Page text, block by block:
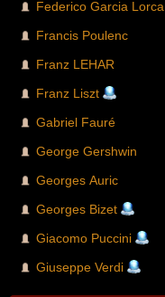
Federico Garcia Lorca
Francis Poulenc
Franz LEHAR
Franz Liszt
Gabriel Fauré
George Gershwin
Georges Auric
Georges Bizet
Giacomo Puccini
Giuseppe Verdi